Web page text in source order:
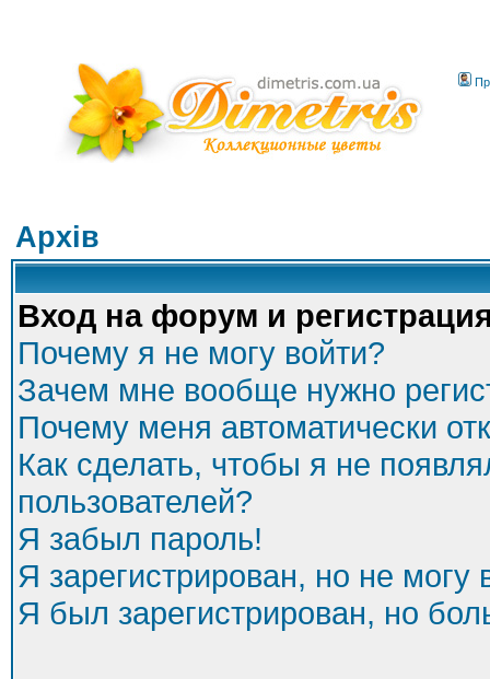
Архів
Вход на форум и
Почему я не могу войти?
Зачем мне вообще нужно
Почему меня автоматически
Как сделать, чтобы я не
пользователей?
Я забыл пароль!
Я зарегистрирован, но не могу
Я был зарегистрирован, но